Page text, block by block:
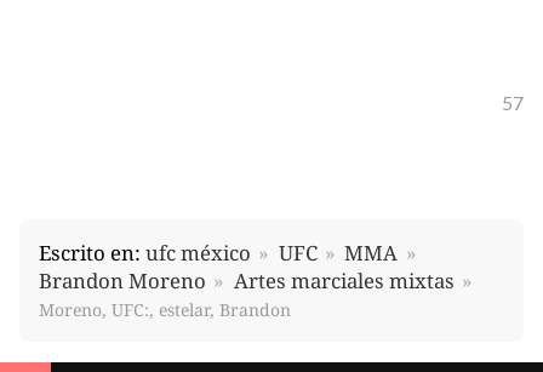
57
Escrito en: ufc méxico UFC
MMA
Brandon Moreno
Artes marciales mixtas
Moreno, UFC:, estelar, Brandon